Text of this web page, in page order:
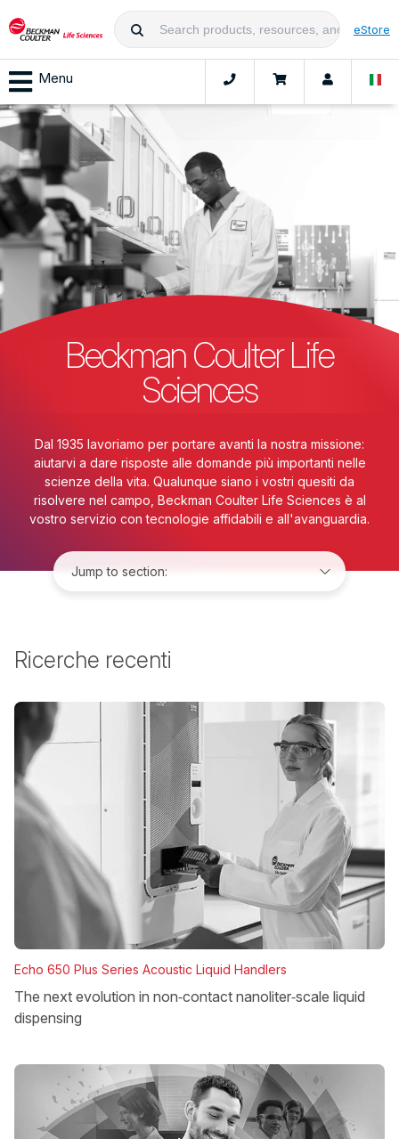
eStore
Menu
Beckman Coulter Life
Sciences
Dal 1935 lavoriamo per portare avanti la nostra missione:
aiutarvi a dare risposte alle domande più importanti nelle
scienze della vita. Qualunque siano i vostri quesiti da
risolvere nel campo, Beckman Coulter Life Sciences è al
vostro servizio con tecnologie affidabili e all'avanguardia.
Ricerche recenti
Echo 650 Plus Series Acoustic Liquid Handlers
The next evolution in non‑contact nanoliter‑scale liquid
dispensing